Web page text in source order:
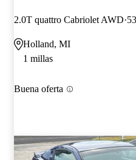
2.0T quattro Cabriolet AWD
Holland, MI
1 millas
Buena oferta